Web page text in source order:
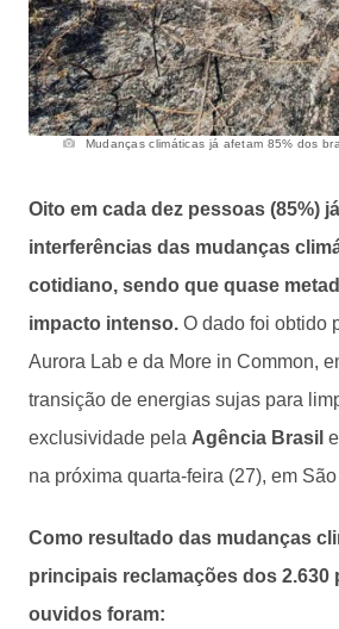
Mudanças climáticas já afetam 85% dos
Oito em cada dez pessoas (85%)
interferências das mudanças
cotidiano, sendo que quase
impacto intenso. O dado foi obtido
Aurora Lab e da More in Common,
transição de energias sujas para
exclusividade pela Agência Brasil
na próxima quarta-feira (27), em
Como resultado das mudanças
principais reclamações dos 2.630
ouvidos foram: